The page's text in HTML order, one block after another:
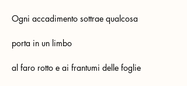
Ogni accadimento sottrae qualcosa
porta in un limbo
al faro rotto e ai frantumi delle foglie